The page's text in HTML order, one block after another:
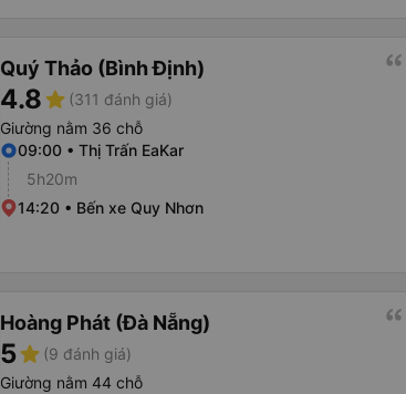
Quý Thảo (Bình Định)
4.8star (311 đánh giá)
Giường nằm 36 chỗ
09:00 • Thị Trấn EaKar
5h20m
14:20 • Bến xe Quy Nhơn
Hoàng Phát (Đà Nẵng)
5star (9 đánh giá)
Giường nằm 44 chỗ